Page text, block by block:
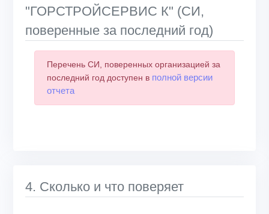
"ГОРСТРОЙСЕРВИС К" (СИ,
поверенные за последний год)
Перечень СИ, поверенных организацией за
последний год доступен в полной версии
отчета
4. Сколько и что поверяет